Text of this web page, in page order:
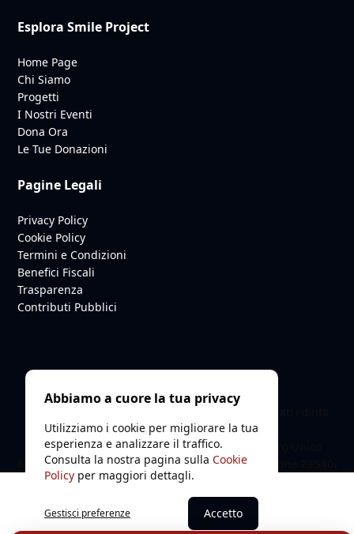
Esplora Smile Project
Home Page
Chi Siamo
Progetti
I Nostri Eventi
Dona Ora
Le Tue Donazioni
Pagine Legali
Privacy Policy
Cookie Policy
Termini e Condizioni
Benefici Fiscali
Trasparenza
Contributi Pubblici
© 2026 Smile Project ODV. C.F. 94252910487. Tutti i diritti
riservati.
Organizzazione di Volontariato iscritta al Registro Unico
Nazionale del Terzo Settore (RUNTS) - n. Registrazione 73540i
Abbiamo a cuore la tua privacy
Utilizziamo i cookie per migliorare la tua
esperienza e analizzare il traffico.
Consulta la nostra pagina sulla Cookie
Policy per maggiori dettagli.
Gestisci preferenze Accetto